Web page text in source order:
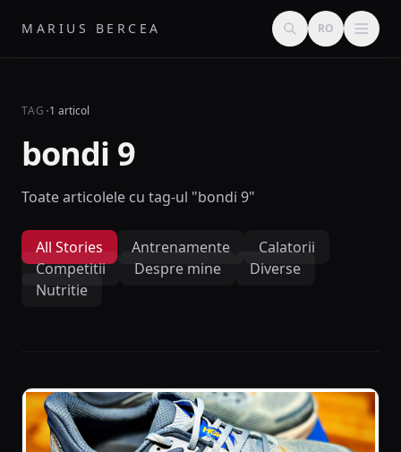
MARIUS BERCEA RO
TAG ·1 articol
bondi 9
Toate articolele cu tag-ul "bondi 9"
All Stories Antrenamente
Calatorii
Competitii
Despre mine
Diverse
Nutritie